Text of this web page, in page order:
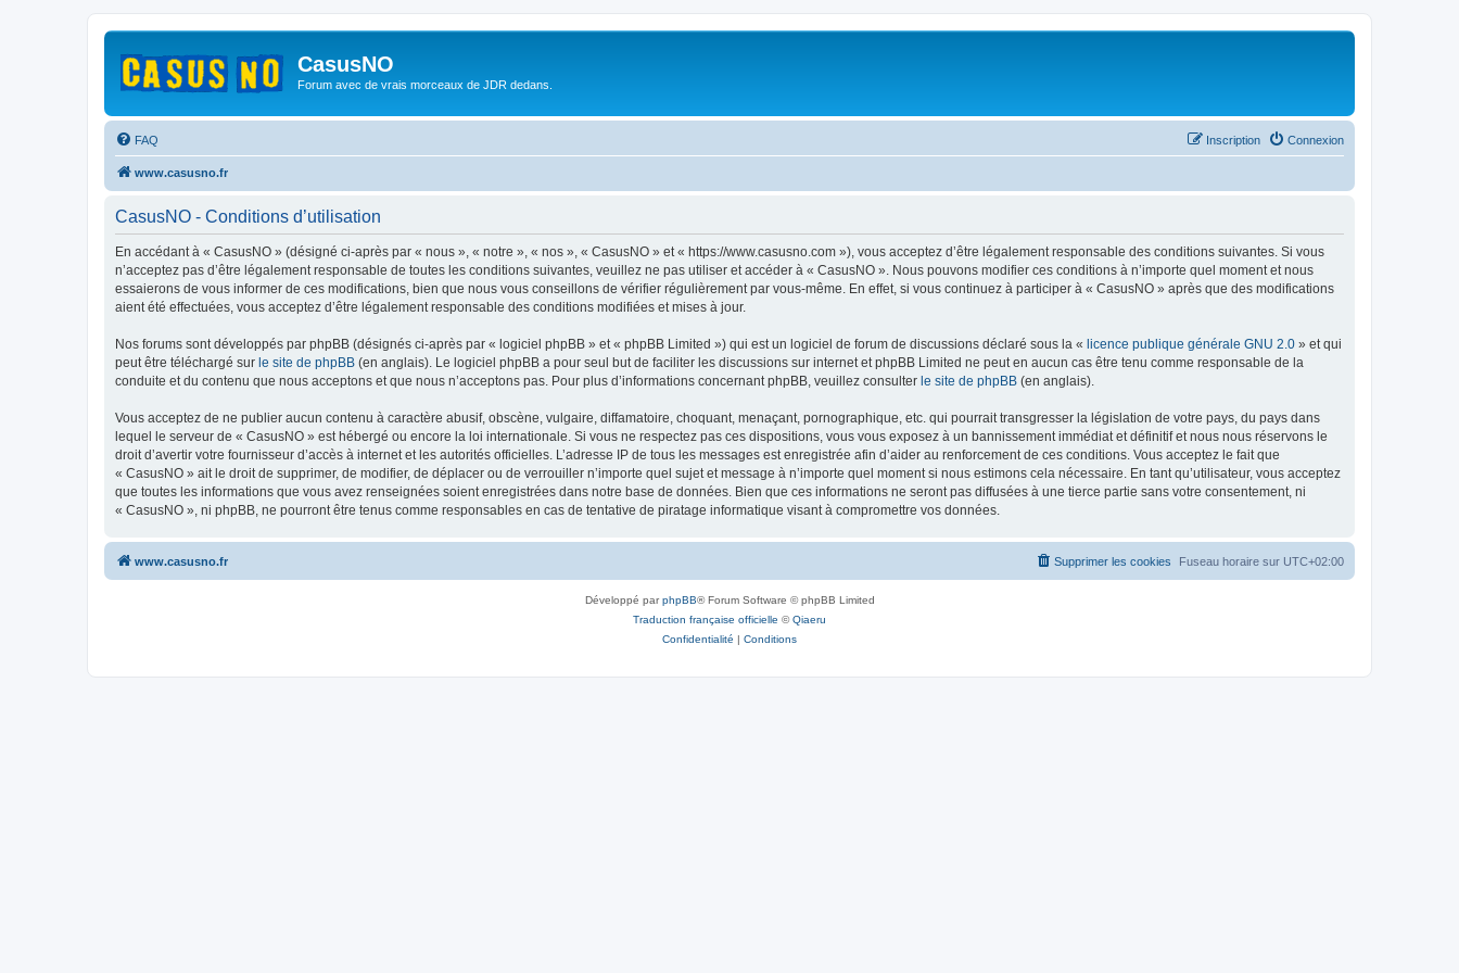
CasusNO
Forum avec de vrais morceaux de JDR dedans.
FAQ Connexion
Inscription
www.casusno.fr
CasusNO - Conditions d’utilisation
En accédant à « CasusNO » (désigné ci-après par « nous », « notre », « nos », « CasusNO » et « https://www.casusno.com »), vous acceptez d’être légalement responsable des conditions suivantes. Si vous
n’acceptez pas d’être légalement responsable de toutes les conditions suivantes, veuillez ne pas utiliser et accéder à « CasusNO ». Nous pouvons modifier ces conditions à n’importe quel moment et nous
essaierons de vous informer de ces modifications, bien que nous vous conseillons de vérifier régulièrement par vous-même. En effet, si vous continuez à participer à « CasusNO » après que des modifications
aient été effectuées, vous acceptez d’être légalement responsable des conditions modifiées et mises à jour.
Nos forums sont développés par phpBB (désignés ci-après par « logiciel phpBB » et « phpBB Limited ») qui est un logiciel de forum de discussions déclaré sous la « licence publique générale GNU 2.0 » et qui
peut être téléchargé sur le site de phpBB (en anglais). Le logiciel phpBB a pour seul but de faciliter les discussions sur internet et phpBB Limited ne peut en aucun cas être tenu comme responsable de la
conduite et du contenu que nous acceptons et que nous n’acceptons pas. Pour plus d’informations concernant phpBB, veuillez consulter le site de phpBB (en anglais).
Vous acceptez de ne publier aucun contenu à caractère abusif, obscène, vulgaire, diffamatoire, choquant, menaçant, pornographique, etc. qui pourrait transgresser la législation de votre pays, du pays dans
lequel le serveur de « CasusNO » est hébergé ou encore la loi internationale. Si vous ne respectez pas ces dispositions, vous vous exposez à un bannissement immédiat et définitif et nous nous réservons le
droit d’avertir votre fournisseur d’accès à internet et les autorités officielles. L’adresse IP de tous les messages est enregistrée afin d’aider au renforcement de ces conditions. Vous acceptez le fait que
« CasusNO » ait le droit de supprimer, de modifier, de déplacer ou de verrouiller n’importe quel sujet et message à n’importe quel moment si nous estimons cela nécessaire. En tant qu’utilisateur, vous acceptez
que toutes les informations que vous avez renseignées soient enregistrées dans notre base de données. Bien que ces informations ne seront pas diffusées à une tierce partie sans votre consentement, ni
« CasusNO », ni phpBB, ne pourront être tenus comme responsables en cas de tentative de piratage informatique visant à compromettre vos données.
www.casusno.fr Fuseau horaire sur UTC+02:00
Supprimer les cookies
Développé parphpBB® Forum Software © phpBB Limited
Traduction française officielle ©Qiaeru
Confidentialité | Conditions